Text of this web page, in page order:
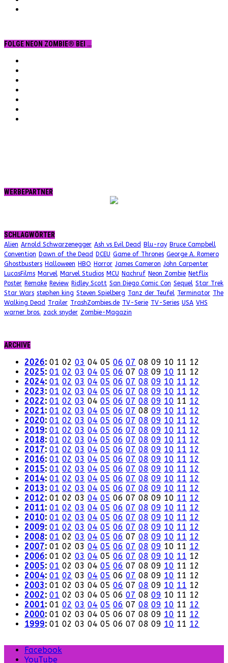
FOLGE NEON ZOMBIE® BEI …
WERBEPARTNER
SCHLAGWÖRTER
Alien Arnold Schwarzenegger Ash vs Evil Dead Blu-ray Bruce Campbell
Convention Dawn of the Dead DCEU Game of Thrones George A. Romero
Ghostbusters Halloween HBO Horror James Cameron John Carpenter
LucasFilms Marvel Marvel Studios MCU Nachruf Neon Zombie Netflix
Poster Remake Review Ridley Scott San Diego Comic Con Sequel Star Trek
Star Wars stephen king Steven Spielberg Tanz der Teufel Terminator The
Walking Dead Trailer TrashZombies.de TV-Serie TV-Series USA VHS
warner bros. zack snyder Zombie-Magazin
ARCHIVE
2026: 01 02 03 04 05 06 07 08 09 10 11 12
2025: 01 02 03 04 05 06 07 08 09 10 11 12
2024: 01 02 03 04 05 06 07 08 09 10 11 12
2023: 01 02 03 04 05 06 07 08 09 10 11 12
2022: 01 02 03 04 05 06 07 08 09 10 11 12
2021: 01 02 03 04 05 06 07 08 09 10 11 12
2020: 01 02 03 04 05 06 07 08 09 10 11 12
2019: 01 02 03 04 05 06 07 08 09 10 11 12
2018: 01 02 03 04 05 06 07 08 09 10 11 12
2017: 01 02 03 04 05 06 07 08 09 10 11 12
2016: 01 02 03 04 05 06 07 08 09 10 11 12
2015: 01 02 03 04 05 06 07 08 09 10 11 12
2014: 01 02 03 04 05 06 07 08 09 10 11 12
2013: 01 02 03 04 05 06 07 08 09 10 11 12
2012: 01 02 03 04 05 06 07 08 09 10 11 12
2011: 01 02 03 04 05 06 07 08 09 10 11 12
2010: 01 02 03 04 05 06 07 08 09 10 11 12
2009: 01 02 03 04 05 06 07 08 09 10 11 12
2008: 01 02 03 04 05 06 07 08 09 10 11 12
2007: 01 02 03 04 05 06 07 08 09 10 11 12
2006: 01 02 03 04 05 06 07 08 09 10 11 12
2005: 01 02 03 04 05 06 07 08 09 10 11 12
2004: 01 02 03 04 05 06 07 08 09 10 11 12
2003: 01 02 03 04 05 06 07 08 09 10 11 12
2002: 01 02 03 04 05 06 07 08 09 10 11 12
2001: 01 02 03 04 05 06 07 08 09 10 11 12
2000: 01 02 03 04 05 06 07 08 09 10 11 12
1999: 01 02 03 04 05 06 07 08 09 10 11 12
Facebook
YouTube